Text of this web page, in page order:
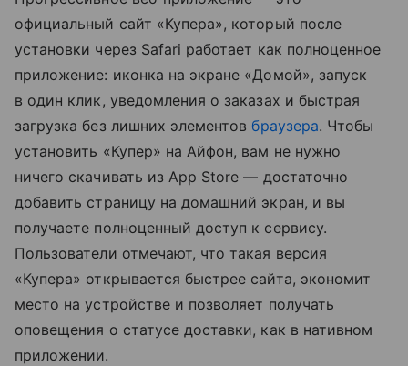
официальный сайт «Купера», который после
установки через Safari работает как полноценное
приложение: иконка на экране «Домой», запуск
в один клик, уведомления о заказах и быстрая
загрузка без лишних элементовбраузера. Чтобы
установить «Купер» на Айфон, вам не нужно
ничего скачивать из App Store — достаточно
добавить страницу на домашний экран, и вы
получаете полноценный доступ к сервису.
Пользователи отмечают, что такая версия
«Купера» открывается быстрее сайта, экономит
место на устройстве и позволяет получать
оповещения о статусе доставки, как в нативном
приложении.